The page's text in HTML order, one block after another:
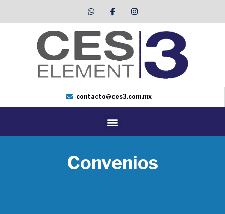
contacto@ces3.com.mx
Convenios